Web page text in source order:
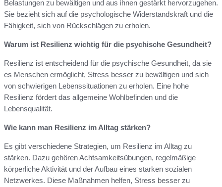
Belastungen zu bewältigen und aus ihnen gestärkt hervorzugehen.
Sie bezieht sich auf die psychologische Widerstandskraft und die
Fähigkeit, sich von Rückschlägen zu erholen.
Warum ist Resilienz wichtig für die psychische Gesundheit?
Resilienz ist entscheidend für die psychische Gesundheit, da sie
es Menschen ermöglicht, Stress besser zu bewältigen und sich
von schwierigen Lebenssituationen zu erholen. Eine hohe
Resilienz fördert das allgemeine Wohlbefinden und die
Lebensqualität.
Wie kann man Resilienz im Alltag stärken?
Es gibt verschiedene Strategien, um Resilienz im Alltag zu
stärken. Dazu gehören Achtsamkeitsübungen, regelmäßige
körperliche Aktivität und der Aufbau eines starken sozialen
Netzwerkes. Diese Maßnahmen helfen, Stress besser zu